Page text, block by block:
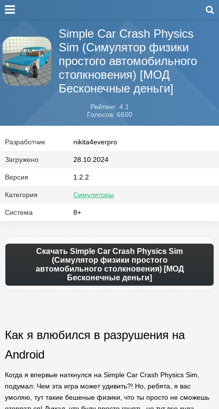
Simple Car Crash Physics
Sim (Симулятор физики
простого автомобильного
столкновения) [МОД
Бесконечные деньги]
Рейтинг: 4.1
Голосов: 6600
Разработчик nikita4everpro
Загружено 28.10.2024
Версия 1.2.2
Категория Симуляторы
Система 8+
Скачать Simple Car Crash Physics Sim
(Симулятор физики простого
автомобильного столкновения) [МОД
Бесконечные деньги]
Как я влюбился в разрушения на
Android
Когда я впервые наткнулся на Simple Car Crash Physics Sim,
подумал: Чем эта игра может удивить?! Но, ребята, я вас
умоляю, тут такие бешеные физики, что ты просто не сможешь